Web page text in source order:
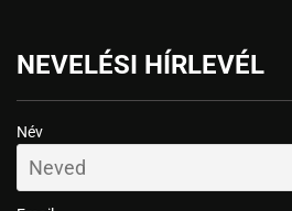
NEVELÉSI HÍRLEVÉL
Név